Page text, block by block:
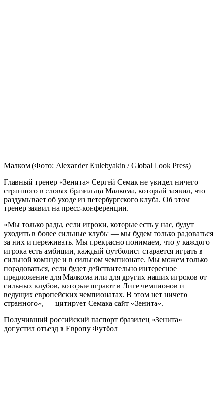
Малком (Фото: Alexander Kulebyakin / Global Look Press)
Главный тренер «Зенита» Сергей Семак не увидел ничего
странного в словах бразильца Малкома, который заявил, что
раздумывает об уходе из петербургского клуба. Об этом
тренер заявил на пресс-конференции.
«Мы только рады, если игроки, которые есть у нас, будут
уходить в более сильные клубы — мы будем только радоваться
за них и переживать. Мы прекрасно понимаем, что у каждого
игрока есть амбиции, каждый футболист старается играть в
сильной команде и в сильном чемпионате. Мы можем только
порадоваться, если будет действительно интересное
предложение для Малкома или для других наших игроков от
сильных клубов, которые играют в Лиге чемпионов и
ведущих европейских чемпионатах. В этом нет ничего
странного», — цитирует Семака сайт «Зенита».
Получивший российский паспорт бразилец «Зенита»
допустил отъезд в Европу Футбол